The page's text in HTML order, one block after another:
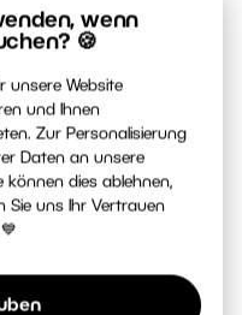
wenn
🍪
unsere Website
und Ihnen
Zur Personalisierung
Daten an unsere
können dies ablehnen,
Sie uns Ihr Vertrauen